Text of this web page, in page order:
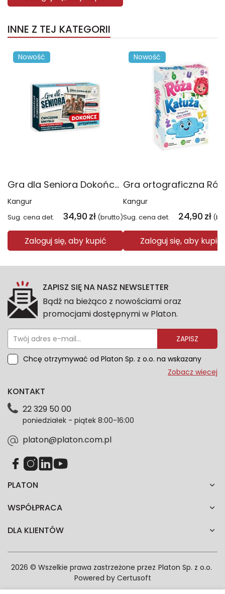
INNE Z TEJ KATEGORII
Nowość
Gra dla Seniora Dokończ przysłowie
Kangur
Sug. cena det. 34,90 zł (brutto)
Zaloguj się, aby kupić
Nowość
Kangur
Sug. cena det. 24,90 zł
Zaloguj się, aby kupić
ZAPISZ SIĘ NA NASZ NEWSLETTER
Bądź na bieżąco z nowościami oraz
promocjami dostępnymi w Platon.
ZAPISZ
Chcę otrzymywać od Platon Sp. z o.o. na wskazany
przeze mnie adres e-mail informacje marketingowe
dotyczące danych osobowych znajdziesz w naszej
każdym czasie. Wycofanie zgody nie wpłynie na
zgodność z prawem przetwarzania dokonanego przed
Zobacz więcej
PLATON
WSPÓŁPRACA
DLA KLIENTÓW
KONTAKT
22 329 50 00
poniedziałek - piątek 8:00-16:00
platon@platon.com.pl
2026 © Wszelkie prawa zastrzeżone przez Platon Sp. z o.o.
Powered by Certusoft